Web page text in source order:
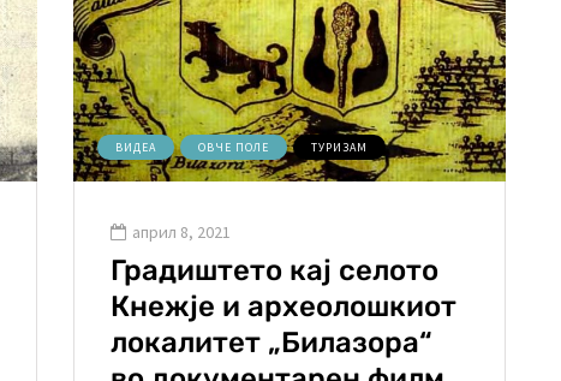
ВИДЕА ОВЧЕ ПОЛЕ ТУРИЗАМ
април 8, 2021
Градиштето кај селото
Кнежје и археолошкиот
локалитет „Билазора“